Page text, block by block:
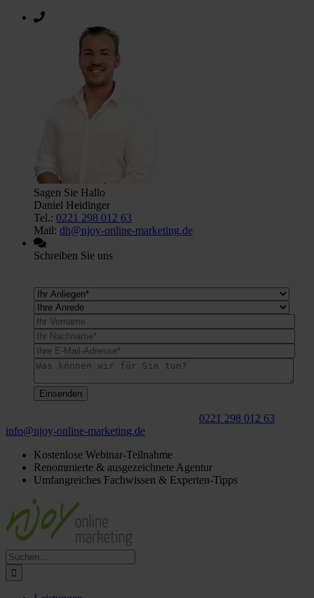
Sagen Sie Hallo
Daniel Heidinger
Tel.: 0221 298 012 63
Mail: dh@njoy-online-marketing.de
Schreiben Sie uns
0221 298 012 63
info@njoy‑online‑marketing.de
Kostenlose Webinar-Teilnahme
Renommierte & ausgezeichnete Agentur
Umfangreiches Fachwissen & Experten-Tipps
Suche
nach: